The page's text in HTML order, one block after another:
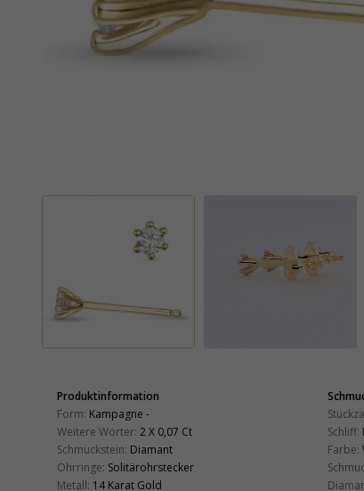
Produktinformation
Form: Kampagne -
Weitere Wörter: 2 X 0,07 Ct
Schmuckstein: Diamant
Ohrringe: Solitärohrstecker
Metall: 14 Karat Gold
Schliff:
Farbe: